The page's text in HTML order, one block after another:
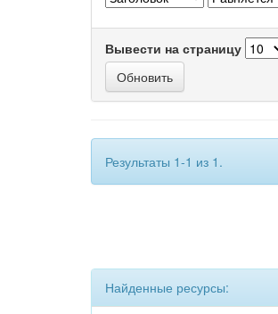
Вывести на страницу
Результаты 1-1 из 1.
Найденные ресурсы: